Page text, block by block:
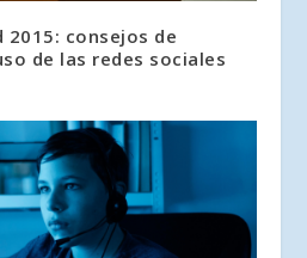
2015: consejos de
de las redes sociales